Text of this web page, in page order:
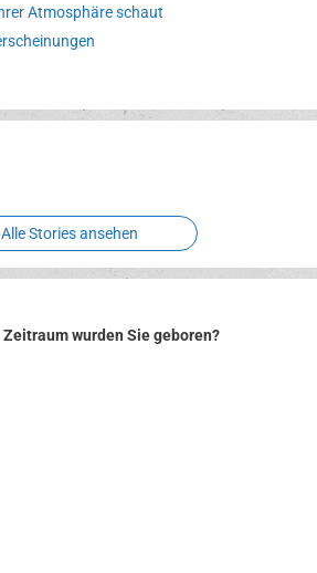
Atmosphäre schaut
Verbotene
Alle Stories ansehen
Zeitraum wurden Sie geboren?